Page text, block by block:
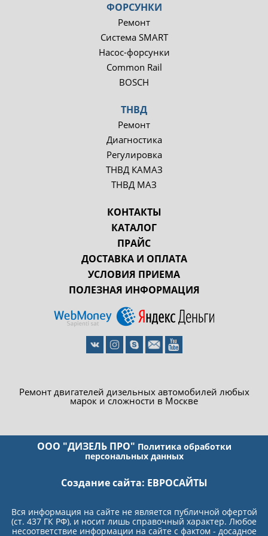
ФОРСУНКИ
Ремонт
Система SMART
Насос-форсунки
Common Rail
BOSCH
ТНВД
Ремонт
Диагностика
Регулировка
ТНВД КАМАЗ
ТНВД МАЗ
КОНТАКТЫ
КАТАЛОГ
ПРАЙС
ДОСТАВКА И ОПЛАТА
УСЛОВИЯ ПРИЕМА
ПОЛЕЗНАЯ ИНФОРМАЦИЯ
Ремонт двигателей дизельных автомобилей любых
марок и сложности в Москве
ООО "ДИЗЕЛЬ ПРО" Политика обработки
персональных данных
Создание сайта: ЕВРОСАЙТЫ
Вся информация на сайте не является публичной офертой
(ст. 437 ГК РФ), и носит лишь справочный характер. Любое
несоответствие информации на сайте с фактом - досадное